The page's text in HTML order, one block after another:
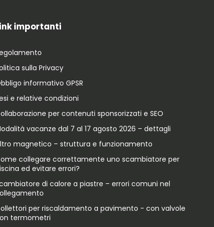
importanti
sulla Privacy
informativo GPSR
e relative condizioni
per contenuti sponsorizzati e SEO
vacanze dal 7 al 17 agosto 2026 – dettagli
magnetico – struttura e funzionamento
collegare correttamente uno scambiatore per
ed evitare errori?
di calore a piastre – errori comuni nel
per riscaldamento a pavimento - con valvole
termometri